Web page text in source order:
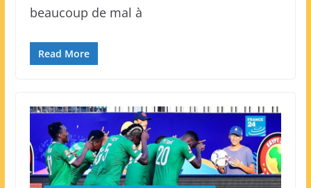
beaucoup de mal à
Read More